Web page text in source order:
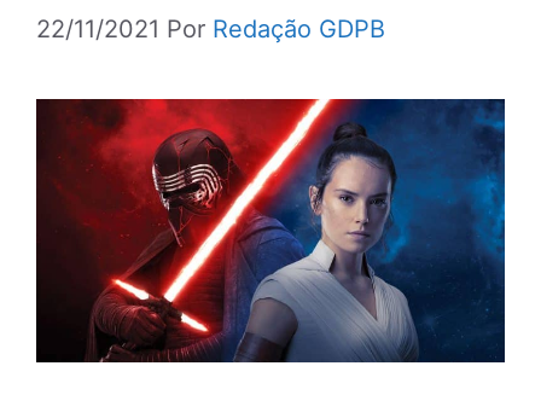
22/11/2021 Por Redação GDPB